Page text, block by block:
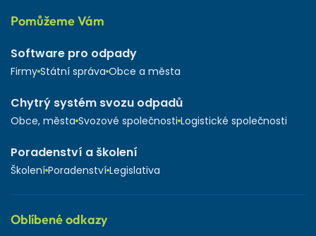
Pomůžeme Vám
Software pro odpady
Firmy Státní správa Obce a města
Chytrý systém svozu odpadů
Obce, města Svozové společnosti Logistické společnosti
Poradenství a školení
Školení Poradenství Legislativa
Oblíbené odkazy